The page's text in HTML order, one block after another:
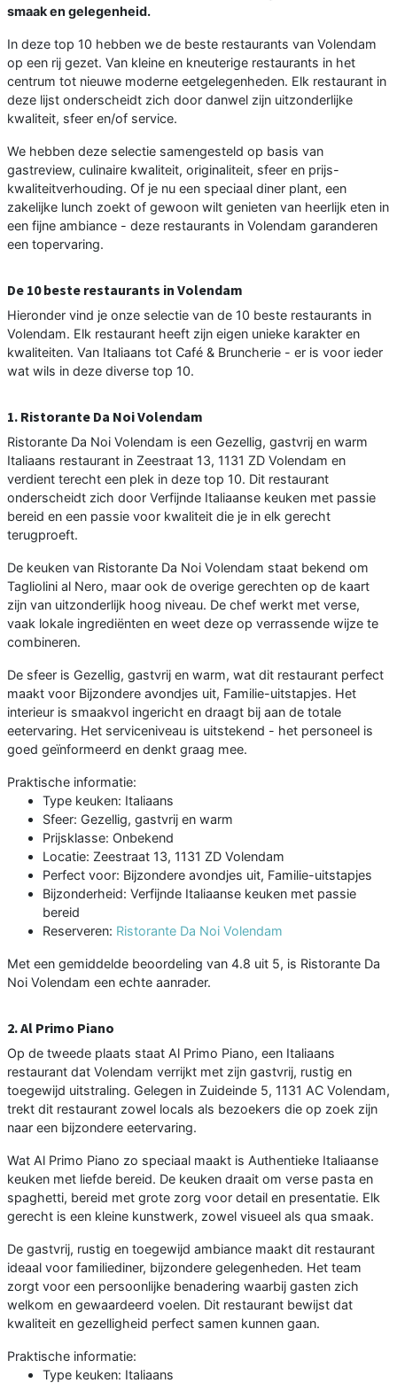
smaak en gelegenheid.
In deze top 10 hebben we de beste restaurants van Volendam
op een rij gezet. Van kleine en kneuterige restaurants in het
centrum tot nieuwe moderne eetgelegenheden. Elk restaurant in
deze lijst onderscheidt zich door danwel zijn uitzonderlijke
kwaliteit, sfeer en/of service.
We hebben deze selectie samengesteld op basis van
gastreview, culinaire kwaliteit, originaliteit, sfeer en prijs-
kwaliteitverhouding. Of je nu een speciaal diner plant, een
zakelijke lunch zoekt of gewoon wilt genieten van heerlijk eten in
een fijne ambiance - deze restaurants in Volendam garanderen
een topervaring.
De 10 beste restaurants in Volendam
Hieronder vind je onze selectie van de 10 beste restaurants in
Volendam. Elk restaurant heeft zijn eigen unieke karakter en
kwaliteiten. Van Italiaans tot Café & Bruncherie - er is voor ieder
wat wils in deze diverse top 10.
1. Ristorante Da Noi Volendam
Ristorante Da Noi Volendam is een Gezellig, gastvrij en warm
Italiaans restaurant in Zeestraat 13, 1131 ZD Volendam en
verdient terecht een plek in deze top 10. Dit restaurant
onderscheidt zich door Verfijnde Italiaanse keuken met passie
bereid en een passie voor kwaliteit die je in elk gerecht
terugproeft.
De keuken van Ristorante Da Noi Volendam staat bekend om
Tagliolini al Nero, maar ook de overige gerechten op de kaart
zijn van uitzonderlijk hoog niveau. De chef werkt met verse,
vaak lokale ingrediënten en weet deze op verrassende wijze te
combineren.
De sfeer is Gezellig, gastvrij en warm, wat dit restaurant perfect
maakt voor Bijzondere avondjes uit, Familie-uitstapjes. Het
interieur is smaakvol ingericht en draagt bij aan de totale
eetervaring. Het serviceniveau is uitstekend - het personeel is
goed geïnformeerd en denkt graag mee.
Praktische informatie:
Type keuken: Italiaans
Sfeer: Gezellig, gastvrij en warm
Prijsklasse: Onbekend
Locatie: Zeestraat 13, 1131 ZD Volendam
Perfect voor: Bijzondere avondjes uit, Familie-uitstapjes
Bijzonderheid: Verfijnde Italiaanse keuken met passie
bereid
Reserveren: Ristorante Da Noi Volendam
Met een gemiddelde beoordeling van 4.8 uit 5, is Ristorante Da
Noi Volendam een echte aanrader.
2. Al Primo Piano
Op de tweede plaats staat Al Primo Piano, een Italiaans
restaurant dat Volendam verrijkt met zijn gastvrij, rustig en
toegewijd uitstraling. Gelegen in Zuideinde 5, 1131 AC Volendam,
trekt dit restaurant zowel locals als bezoekers die op zoek zijn
naar een bijzondere eetervaring.
Wat Al Primo Piano zo speciaal maakt is Authentieke Italiaanse
keuken met liefde bereid. De keuken draait om verse pasta en
spaghetti, bereid met grote zorg voor detail en presentatie. Elk
gerecht is een kleine kunstwerk, zowel visueel als qua smaak.
De gastvrij, rustig en toegewijd ambiance maakt dit restaurant
ideaal voor familiediner, bijzondere gelegenheden. Het team
zorgt voor een persoonlijke benadering waarbij gasten zich
welkom en gewaardeerd voelen. Dit restaurant bewijst dat
kwaliteit en gezelligheid perfect samen kunnen gaan.
Praktische informatie:
Type keuken: Italiaans